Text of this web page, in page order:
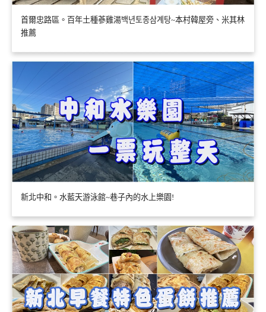
首爾忠路區。百年土種蔘雞湯백년토종삼계탕~本村韓屋旁、米其林
推薦
新北中和。水藍天游泳館~巷子內的水上樂園!